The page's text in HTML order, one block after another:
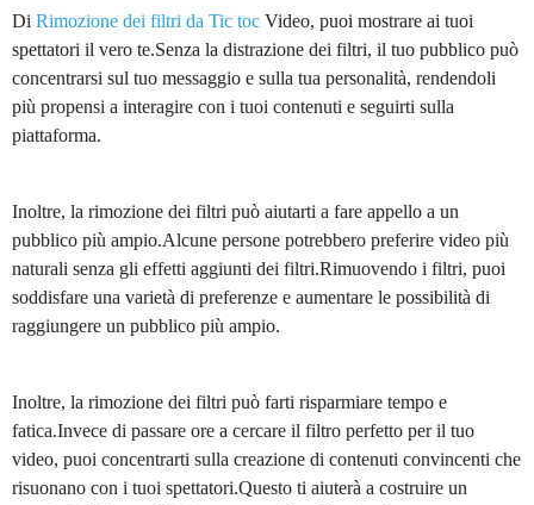
Di Rimozione dei filtri da Tic toc Video, puoi mostrare ai tuoi
spettatori il vero te.Senza la distrazione dei filtri, il tuo pubblico può
concentrarsi sul tuo messaggio e sulla tua personalità, rendendoli
più propensi a interagire con i tuoi contenuti e seguirti sulla
piattaforma.
Inoltre, la rimozione dei filtri può aiutarti a fare appello a un
pubblico più ampio.Alcune persone potrebbero preferire video più
naturali senza gli effetti aggiunti dei filtri.Rimuovendo i filtri, puoi
soddisfare una varietà di preferenze e aumentare le possibilità di
raggiungere un pubblico più ampio.
Inoltre, la rimozione dei filtri può farti risparmiare tempo e
fatica.Invece di passare ore a cercare il filtro perfetto per il tuo
video, puoi concentrarti sulla creazione di contenuti convincenti che
risuonano con i tuoi spettatori.Questo ti aiuterà a costruire un